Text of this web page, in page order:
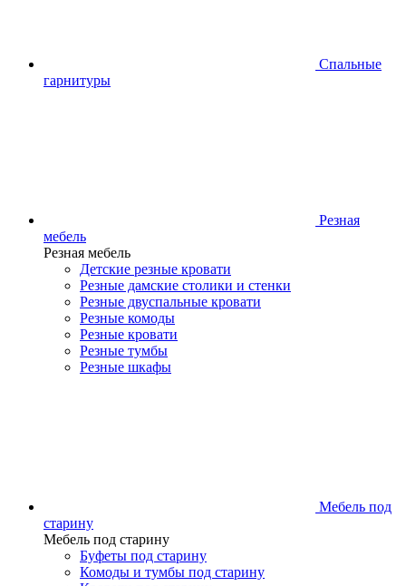
Спальные
гарнитуры
Резная
мебель
Резная мебель
Детские резные кровати
Резные дамские столики и стенки
Резные двуспальные кровати
Резные комоды
Резные кровати
Резные тумбы
Резные шкафы
Мебель под
старину
Мебель под старину
Буфеты под старину
Комоды и тумбы под старину